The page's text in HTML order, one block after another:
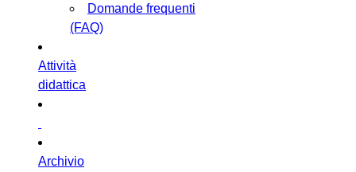
Domande frequenti
(FAQ)
Attività
didattica
Archivio